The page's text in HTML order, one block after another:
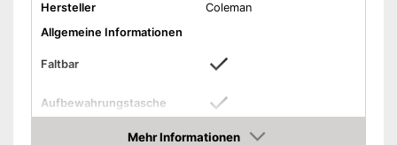
Hersteller
Coleman
Allgemeine Informationen
Faltbar
Aufbewahrungstasche
Mehr Informationen